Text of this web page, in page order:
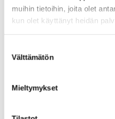
muihin tietoihin, joita olet
kun olet käyttänyt heidän
valinta
Välttämätön
Mieltymykset
valmennus